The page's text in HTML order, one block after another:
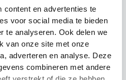
content en advertenties te
voor social media te bieden
te analyseren. Ook delen we
van onze site met onze
adverteren en analyse. Deze
combineren met andere
geactiveerde technologie
en gebruiken waar
Bekijk hier de